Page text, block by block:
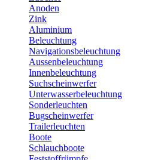
Anoden
Zink
Aluminium
Beleuchtung
Navigationsbeleuchtung
Aussenbeleuchtung
Innenbeleuchtung
Suchscheinwerfer
Unterwasserbeleuchtung
Sonderleuchten
Bugscheinwerfer
Trailerleuchten
Boote
Schlauchboote